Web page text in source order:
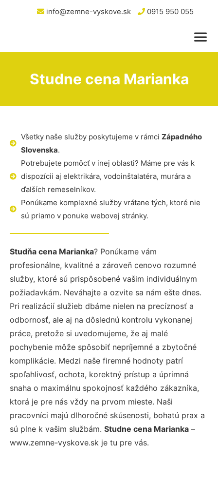
info@zemne-vyskove.sk 0915 950 055
Studne cena Marianka
Všetky naše služby poskytujeme v rámci Západného
Slovenska.
Potrebujete pomôcť v inej oblasti? Máme pre vás k
dispozícii aj elektrikára, vodoinštalatéra, murára a
ďalších remeselníkov.
Ponúkame komplexné služby vrátane tých, ktoré nie
sú priamo v ponuke webovej stránky.
Studňa cena Marianka? Ponúkame vám
profesionálne, kvalitné a zároveň cenovo rozumné
služby, ktoré sú prispôsobené vašim individuálnym
požiadavkám. Neváhajte a ozvite sa nám ešte dnes.
Pri realizácií služieb dbáme nielen na precíznosť a
odbornosť, ale aj na dôslednú kontrolu vykonanej
práce, pretože si uvedomujeme, že aj malé
pochybenie môže spôsobiť nepríjemné a zbytočné
komplikácie. Medzi naše firemné hodnoty patrí
spoľahlivosť, ochota, korektný prístup a úprimná
snaha o maximálnu spokojnosť každého zákazníka,
ktorá je pre nás vždy na prvom mieste. Naši
pracovníci majú dlhoročné skúsenosti, bohatú prax a
sú plne k vašim službám. Studne cena Marianka –
www.zemne-vyskove.sk je tu pre vás.